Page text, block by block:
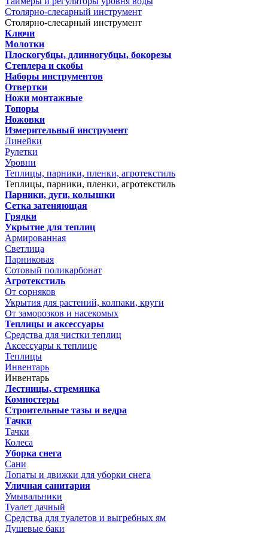
Столярно-слесарный инструмент
Столярно-слесарный инструмент
Ключи
Молотки
Плоскогубцы, длинногубцы, бокорезы
Степлера и скобы
Наборы инструментов
Отвертки
Ножи монтажные
Топоры
Ножовки
Измерительный инструмент
Линейки
Рулетки
Уровни
Теплицы, парники, пленки, агротекстиль
Теплицы, парники, пленки, агротекстиль
Парники, дуги, колышки
Сетка затеняющая
Грядки
Укрытие для теплиц
Армированная
Светлица
Парниковая
Сотовый поликарбонат
Агротекстиль
От сорняков
Укрытия для растений, колпаки, круги
От заморозков и насекомых
Теплицы и аксессуары
Средства для чистки теплиц
Аксессуары к теплице
Теплицы
Инвентарь
Инвентарь
Лестницы, стремянка
Компостеры
Строительные тазы и ведра
Тачки
Тачки
Колеса
Уборка снега
Сани
Лопаты и движки для уборки снега
Уличная санитария
Умывальники
Туалет дачный
Средства для туалетов и выгребных ям
Душевые баки